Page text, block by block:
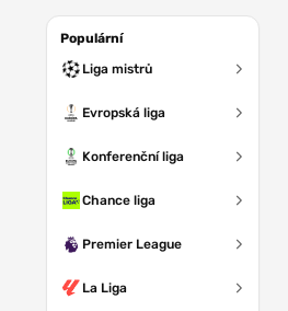
Populární
Liga mistrů
Evropská liga
Konferenční liga
Chance liga
Premier League
La Liga